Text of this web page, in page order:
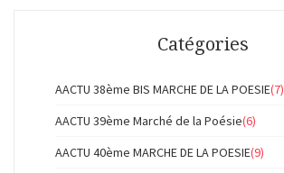
Catégories
AACTU 38ème BIS MARCHE DE LA POESIE(7)
AACTU 39ème Marché de la Poésie(6)
AACTU 40ème MARCHE DE LA POESIE(9)